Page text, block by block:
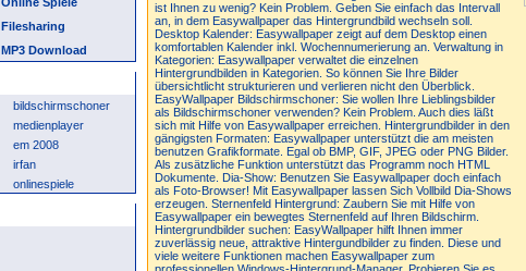
Filesharing
MP3 Download
bildschirmschoner
medienplayer
em 2008
irfan
onlinespiele
ist Ihnen zu wenig? Kein Problem. Geben Sie einfach das Intervall
an, in dem Easywallpaper das Hintergrundbild wechseln soll.
Desktop Kalender: Easywallpaper zeigt auf dem Desktop einen
komfortablen Kalender inkl. Wochennumerierung an. Verwaltung in
Kategorien: Easywallpaper verwaltet die einzelnen
Hintergrundbilden in Kategorien. So können Sie Ihre Bilder
übersichtlicht strukturieren und verlieren nicht den Überblick.
EasyWallpaper Bildschirmschoner: Sie wollen Ihre Lieblingsbilder
als Bildschirmschoner verwenden? Kein Problem. Auch dies läßt
sich mit Hilfe von Easywallpaper erreichen. Hintergrundbilder in den
gängigsten Formaten: Easywallpaper unterstützt die am meisten
benutzen Grafikformate. Egal ob BMP, GIF, JPEG oder PNG Bilder.
Als zusätzliche Funktion unterstützt das Programm noch HTML
Dokumente. Dia-Show: Benutzen Sie Easywallpaper doch einfach
als Foto-Browser! Mit Easywallpaper lassen Sich Vollbild Dia-Shows
erzeugen. Sternenfeld Hintergrund: Zaubern Sie mit Hilfe von
Easywallpaper ein bewegtes Sternenfeld auf Ihren Bildschirm.
Hintergrundbilder suchen: EasyWallpaper hilft Ihnen immer
zuverlässig neue, attraktive Hintergundbilder zu finden. Diese und
viele weitere Funktionen machen Easywallpaper zum